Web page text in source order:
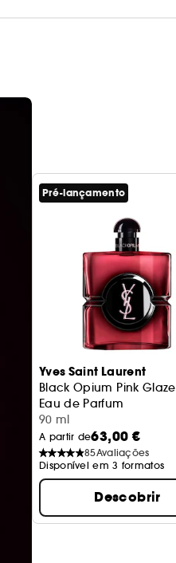
Pré-lançamento
Yves Saint Laurent
Black Opium Pink Glaze
Eau de Parfum
90 ml
A partir de63,00 €
85Avaliações
Disponível em 3 formatos
Descobrir